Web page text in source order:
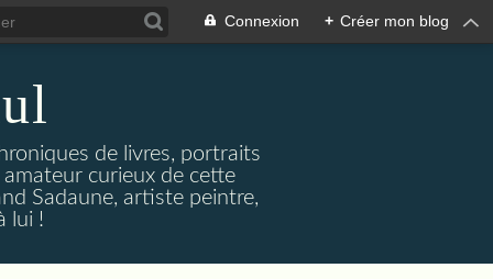
Connexion + Créer mon blog
de livres, portraits
curieux de cette
Sadaune, artiste peintre,
lui !